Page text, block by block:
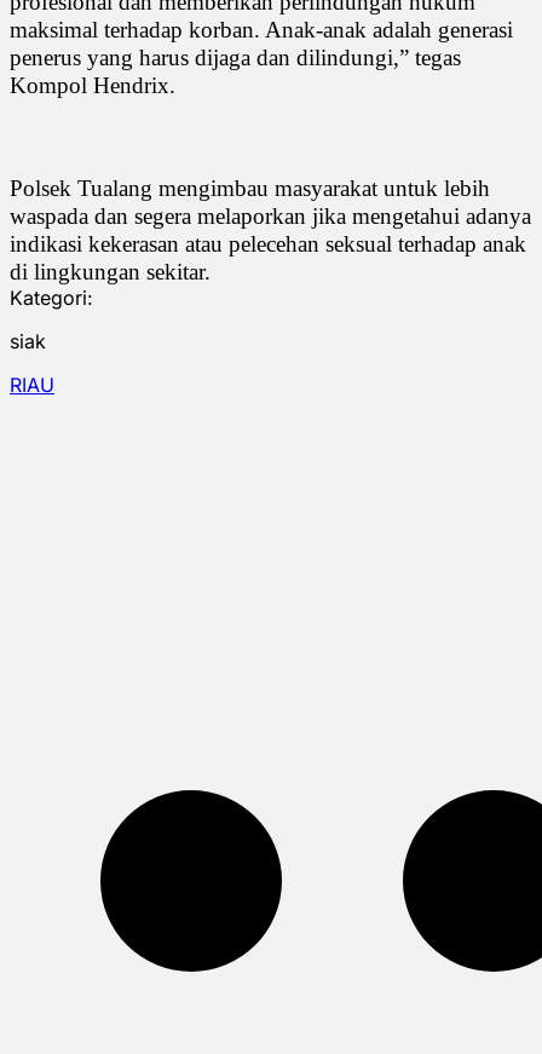
maksimal terhadap korban. Anak-anak adalah generasi
penerus yang harus dijaga dan dilindungi,” tegas
Kompol Hendrix.
Polsek Tualang mengimbau masyarakat untuk lebih
waspada dan segera melaporkan jika mengetahui adanya
indikasi kekerasan atau pelecehan seksual terhadap anak
di lingkungan sekitar.
Kategori:
siak
RIAU